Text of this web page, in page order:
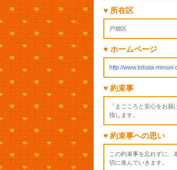
♥ 所在区
戸畑区
♥ ホームページ
http://www.tobata-
♥ 約束事
「まごころと安心をお
指します。
♥ 約束事への思い
この約束事を忘れずに、
切に進んでいきます。